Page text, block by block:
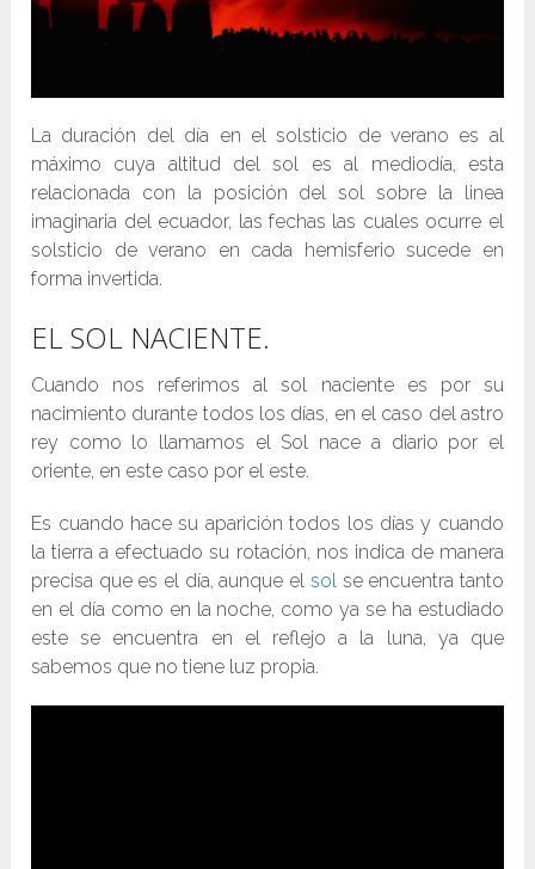
La duración del día en el solsticio de verano es al
máximo cuya altitud del sol es al mediodía, esta
relacionada con la posición del sol sobre la linea
imaginaria del ecuador, las fechas las cuales ocurre el
solsticio de verano en cada hemisferio sucede en
forma invertida.
EL SOL NACIENTE.
Cuando nos referimos al sol naciente es por su
nacimiento durante todos los días, en el caso del astro
rey como lo llamamos el Sol nace a diario por el
oriente, en este caso por el este.
Es cuando hace su aparición todos los días y cuando
la tierra a efectuado su rotación, nos indica de manera
precisa que es el día, aunque el solse encuentra tanto
en el día como en la noche, como ya se ha estudiado
este se encuentra en el reflejo a la luna, ya que
sabemos que no tiene luz propia.